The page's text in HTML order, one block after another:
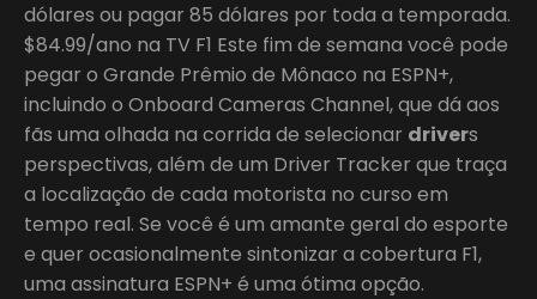
dólares ou pagar 85 dólares por toda a temporada.
$84.99/ano na TV F1 Este fim de semana você pode
pegar o Grande Prêmio de Mônaco na ESPN+,
incluindo o Onboard Cameras Channel, que dá aos
fãs uma olhada na corrida de selecionar drivers
perspectivas, além de um Driver Tracker que traça
a localização de cada motorista no curso em
tempo real. Se você é um amante geral do esporte
e quer ocasionalmente sintonizar a cobertura F1,
uma assinatura ESPN+ é uma ótima opção.